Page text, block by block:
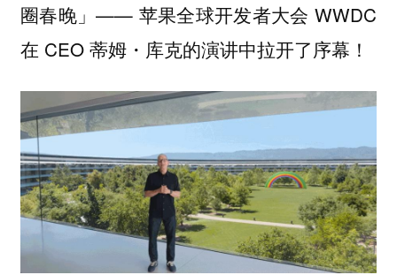
圈春晚」—— 苹果全球开发者大会 WWDC
在 CEO 蒂姆・库克的演讲中拉开了序幕！